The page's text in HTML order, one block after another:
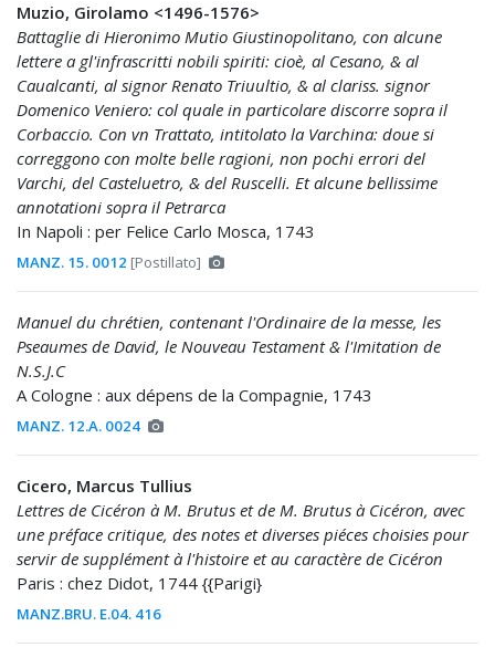
Muzio, Girolamo <1496-1576>
Battaglie di Hieronimo Mutio Giustinopolitano, con alcune
lettere a gl'infrascritti nobili spiriti: cioè, al Cesano, & al
Caualcanti, al signor Renato Triuultio, & al clariss. signor
Domenico Veniero: col quale in particolare discorre sopra il
Corbaccio. Con vn Trattato, intitolato la Varchina: doue si
correggono con molte belle ragioni, non pochi errori del
Varchi, del Casteluetro, & del Ruscelli. Et alcune bellissime
annotationi sopra il Petrarca
In Napoli : per Felice Carlo Mosca, 1743
MANZ. 15. 0012 [Postillato]
Manuel du chrétien, contenant l'Ordinaire de la messe, les
Pseaumes de David, le Nouveau Testament & l'Imitation de
N.S.J.C
A Cologne : aux dépens de la Compagnie, 1743
MANZ. 12.A. 0024
Cicero, Marcus Tullius
Lettres de Cicéron à M. Brutus et de M. Brutus à Cicéron, avec
une préface critique, des notes et diverses piéces choisies pour
servir de supplément à l'histoire et au caractère de Cicéron
Paris : chez Didot, 1744 {{Parigi}
MANZ.BRU. E.04. 416